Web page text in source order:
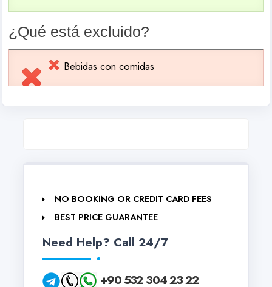
¿Qué está excluido?
Bebidas con comidas
NO BOOKING OR CREDIT CARD FEES
BEST PRICE GUARANTEE
Need Help? Call 24/7
+90 532 304 23 22